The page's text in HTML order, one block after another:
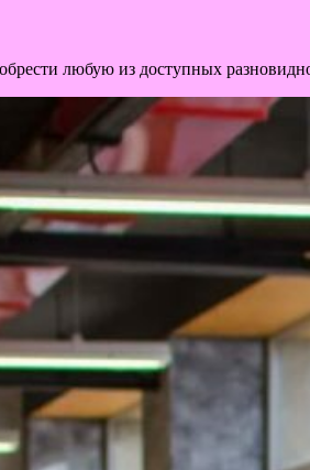
любую из доступных